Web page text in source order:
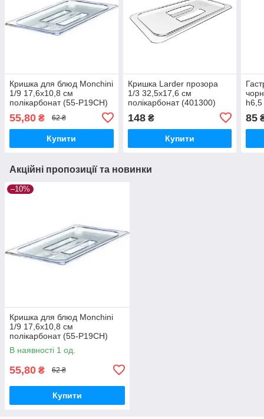
Кришка для блюд Monchini
1/9 17,6х10,8 см
полікарбонат (55-P19CH)
55,80 ₴ 62 ₴
Купити
Кришка Larder прозора
1/3 32,5х17,6 см
полікарбонат (401300)
148₴
Купити
h6,5
85
Акційні пропозиції та новинки
–10%
Кришка для блюд Monchini
1/9 17,6х10,8 см
полікарбонат (55-P19CH)
В наявності 1 од.
55,80 ₴ 62 ₴
Купити